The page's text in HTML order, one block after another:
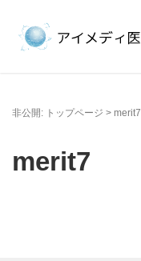
非公開: トップページ > merit7
merit7